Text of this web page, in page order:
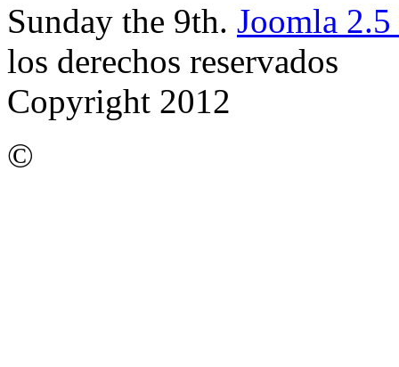
Sunday the 9th. Joomla 2.5
los derechos reservados
Copyright 2012
©